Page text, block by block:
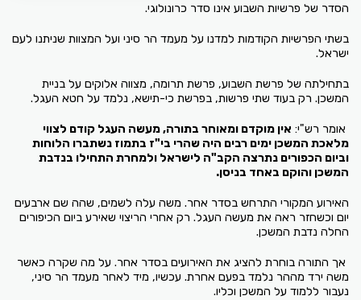
הסדר של פרשיות השבוע אינו סדר כרונולוגי.
בשתי הפרשיות הקודמות למדנו על מעמד הר סיני ועל המצוות שניתנו לעם
ישראל.
בתחילתה של פרשת השבוע, פרשת תרומה, מצווה אלוקים על בניית
המשכן. רק בעוד שתי פרשות, בפרשת כי-תישא, נלמד על חטא העגל.
אומר רש"י: אין מוקדם ומאוחר בתורה, מעשה העגל קודם לצווי
מלאכת המשכן ימים רבים היה שהרי בי"ז בתמוז נשתברו הלוחות
וביום הכפורים נתרצה הקב"ה לישראל ולמחרת התחילו בנדבת
המשכן והוקם באחד בניסן.
האירוע המקורי התרחש בסדר אחר. משה עלה לשמים, שהה שם ארבעים
יום וכשחזר ראה את מעשה העגל. רק אחרי הריצוי שאירע ביום הכיפורים
החלה נדבת המשכן.
אך התורה בוחרת להציג את האירועים בסדר אחר. על מה שקרה כאשר
משה ירד מההר נלמד בפעם אחרת. עכשיו, מיד לאחר מעמד הר סיני,
נעבור ללמוד על המשכן וכליו.